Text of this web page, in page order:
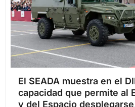
El SEADA muestra en el
capacidad que permite al
y del Espacio